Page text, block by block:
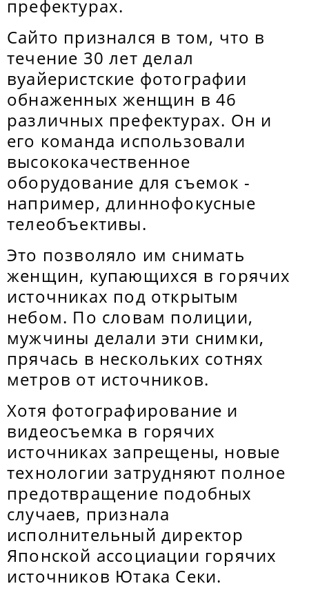
префектурах.
Сайто признался в том, что в
течение 30 лет делал
вуайеристские фотографии
обнаженных женщин в 46
различных префектурах. Он и
его команда использовали
высококачественное
оборудование для съемок -
например, длиннофокусные
телеобъективы.
Это позволяло им снимать
женщин, купающихся в горячих
источниках под открытым
небом. По словам полиции,
мужчины делали эти снимки,
прячась в нескольких сотнях
метров от источников.
Хотя фотографирование и
видеосъемка в горячих
источниках запрещены, новые
технологии затрудняют полное
предотвращение подобных
случаев, признала
исполнительный директор
Японской ассоциации горячих
источников Ютака Секи.